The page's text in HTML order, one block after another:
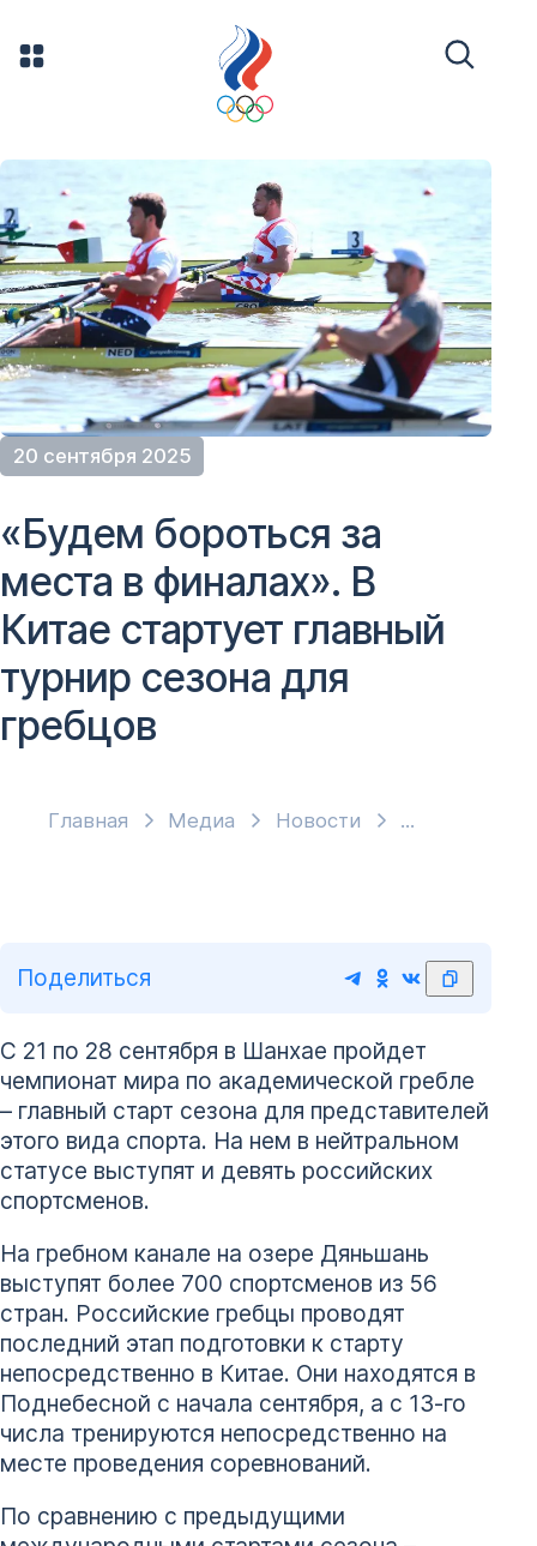
20 сентября 2025
Главная Медиа Новости
«Будем бороться за
места в финалах». В
Китае стартует главный
турнир сезона для
гребцов
Поделиться
С 21 по 28 сентября в Шанхае пройдет
чемпионат мира по академической гребле
– главный старт сезона для представителей
этого вида спорта. На нем в нейтральном
статусе выступят и девять российских
спортсменов.
На гребном канале на озере Дяньшань
выступят более 700 спортсменов из 56
стран. Российские гребцы проводят
последний этап подготовки к старту
непосредственно в Китае. Они находятся в
Поднебесной с начала сентября, а с 13-го
числа тренируются непосредственно на
месте проведения соревнований.
По сравнению с предыдущими